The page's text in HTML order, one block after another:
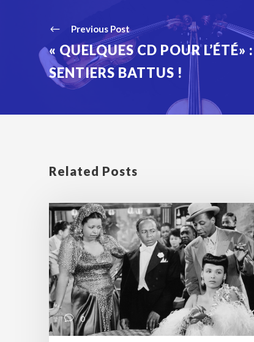
Previous Post
« QUELQUES CD POUR L’ÉTÉ»
SENTIERS BATTUS !
Related Posts
0